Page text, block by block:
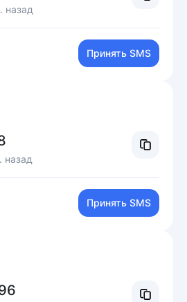
назад
Принять SMS
назад
Принять SMS